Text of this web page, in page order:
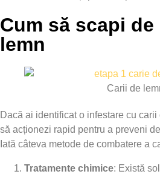
Cum să scapi
lemn
Carii de
Dacă ai identificat o infestare cu
să acționezi rapid pentru a preveni
Iată câteva metode de combatere a
Tratamente chimice: Există